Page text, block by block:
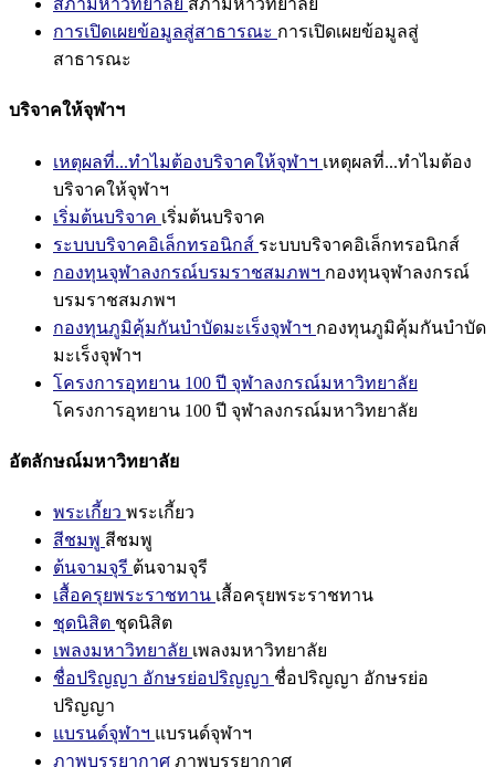
สภามหาวิทยาลัย สภามหาวิทยาลัย
การเปิดเผยข้อมูลสู่สาธารณะ การเปิดเผยข้อมูลสู่
สาธารณะ
บริจาคให้จุฬาฯ
เหตุผลที่...ทำไมต้องบริจาคให้จุฬาฯ เหตุผลที่...ทำไมต้อง
บริจาคให้จุฬาฯ
เริ่มต้นบริจาค เริ่มต้นบริจาค
ระบบบริจาคอิเล็กทรอนิกส์ ระบบบริจาคอิเล็กทรอนิกส์
กองทุนจุฬาลงกรณ์บรมราชสมภพฯ กองทุนจุฬาลงกรณ์
บรมราชสมภพฯ
กองทุนภูมิคุ้มกันบำบัดมะเร็งจุฬาฯ กองทุนภูมิคุ้มกันบำบัด
มะเร็งจุฬาฯ
โครงการอุทยาน 100 ปี จุฬาลงกรณ์มหาวิทยาลัย
โครงการอุทยาน 100 ปี จุฬาลงกรณ์มหาวิทยาลัย
อัตลักษณ์มหาวิทยาลัย
พระเกี้ยว พระเกี้ยว
สีชมพู สีชมพู
ต้นจามจุรี ต้นจามจุรี
เสื้อครุยพระราชทาน เสื้อครุยพระราชทาน
ชุดนิสิต ชุดนิสิต
เพลงมหาวิทยาลัย เพลงมหาวิทยาลัย
ชื่อปริญญา อักษรย่อปริญญา ชื่อปริญญา อักษรย่อ
ปริญญา
แบรนด์จุฬาฯ แบรนด์จุฬาฯ
ภาพบรรยากาศ ภาพบรรยากาศ